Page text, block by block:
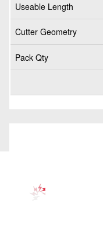
Useable Length
Cutter Geometry
Pack Qty